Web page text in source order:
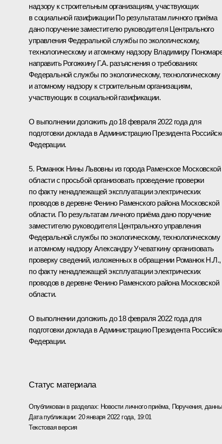
надзору к строительным организациям, участвующих
в социальной газификации По результатам личного приёма
дано поручение заместителю руководителя Центрального
управления Федеральной службы по экологическому,
технологическому и атомному надзору Владимиру
направить Рогожкину Г.А. разъяснения о требованиях
Федеральной службы по экологическому, технологическому
и атомному надзору к строительным организациям,
участвующих в социальной газификации.
О выполнении доложить до 18 февраля 2022 года для
подготовки доклада в Администрацию Президента
Федерации.
5. Романюк Нины Львовны из города Раменское Московской
области с просьбой организовать проведение проверки
по факту ненадлежащей эксплуатации электрических
проводов в деревне Фенино Раменского района Московской
области. По результатам личного приёма дано поручение
заместителю руководителя Центрального управления
Федеральной службы по экологическому, технологическому
и атомному надзору Александру Учеваткину организовать
проверку сведений, изложенных в обращении Романюк Н.Л.,
по факту ненадлежащей эксплуатации электрических
проводов в деревне Фенино Раменского района Московской
области.
О выполнении доложить до 18 февраля 2022 года для
подготовки доклада в Администрацию Президента
Федерации.
Статус материала
Опубликован в разделах: Новости личного приёма, Поручения,
Дата публикации: 20 января 2022 года, 19:01
Текстовая версия